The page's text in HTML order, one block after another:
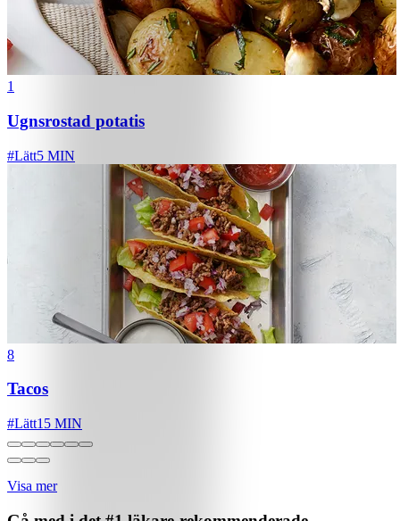
1
Ugnsrostad potatis
#Lätt5 MIN
8
Tacos
#Lätt15 MIN
Visa mer